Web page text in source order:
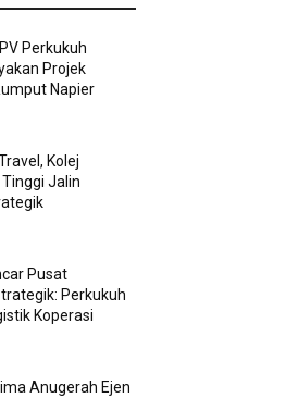
Perkukuh
Projek
Napier
Kolej
Jalin
Pusat
Perkukuh
Koperasi
Anugerah Ejen